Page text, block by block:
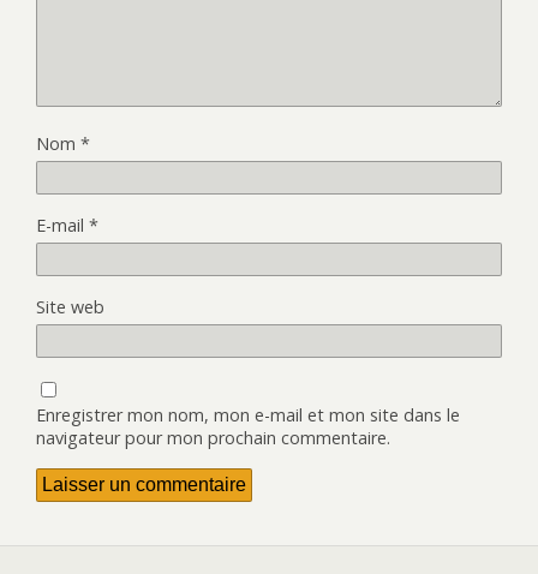
Nom *
E-mail *
Site web
Enregistrer mon nom, mon e-mail et mon site dans le
navigateur pour mon prochain commentaire.